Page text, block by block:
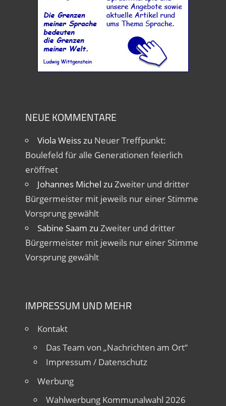
NEUE KOMMENTARE
Viola Weisszu Neuer Treffpunkt:
Boulefeld für alle Generationen feierlich
eröffnet
Johannes Michel zu Zweiter und dritter
Bürgermeister mit jeweils nur einer Stimme
Vorsprung gewählt
Sabine Saam zu Zweiter und dritter
Bürgermeister mit jeweils nur einer Stimme
Vorsprung gewählt
IMPRESSUM UND MEHR
Kontakt
Das Team von „Nachrichten am Ort“
Impressum / Datenschutz
Werbung
Wahlwerbung Kommunalwahl 2026